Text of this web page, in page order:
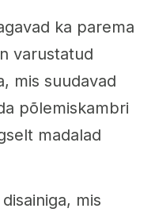
ka parema
varustatud
mis suudavad
põlemiskambri
madalad
mis